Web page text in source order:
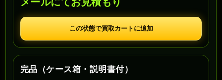
この状態で買取カートに追加
完品（ケース箱・説明書付）